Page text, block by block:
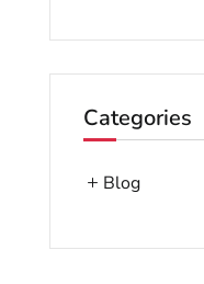
Categories
Blog